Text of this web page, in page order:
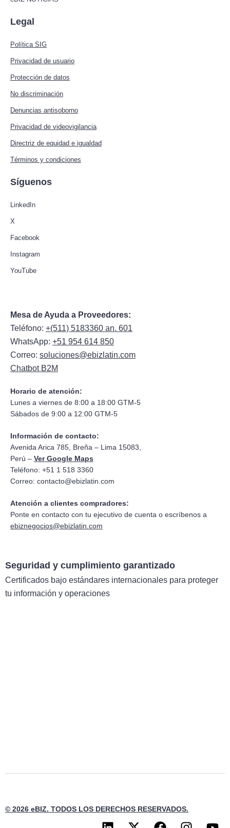
Legal
Política SIG
Privacidad de usuario
Protección de datos
No discriminación
Denuncias antisoborno
Privacidad de videovigilancia
Directriz de equidad e igualdad
Términos y condiciones
Síguenos
LinkedIn
X
Facebook
Instagram
YouTube
Mesa de Ayuda a Proveedores:
Teléfono: +(511) 5183360 an. 601
WhatsApp: +51 954 614 850
Correo: soluciones@ebizlatin.com
Chatbot B2M
Horario de atención:
Lunes a viernes de 8:00 a 18:00 GTM-5
Sábados de 9:00 a 12:00 GTM-5
Información de contacto:
Avenida Arica 785, Breña – Lima 15083,
Perú – Ver Google Maps
Teléfono: +51 1 518 3360
Correo: contacto@ebizlatin.com
Atención a clientes compradores:
Ponte en contacto con tu ejecutivo de cuenta o escríbenos a
ebiznegocios@ebizlatin.com
Seguridad y cumplimiento garantizado
Certificados bajo estándares internacionales para proteger
tu información y operaciones
© 2026 eBIZ. TODOS LOS DERECHOS RESERVADOS.
L
X
F
I
Y